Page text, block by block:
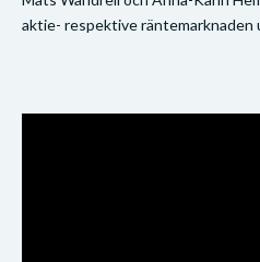
aktie- respektive räntemarknaden